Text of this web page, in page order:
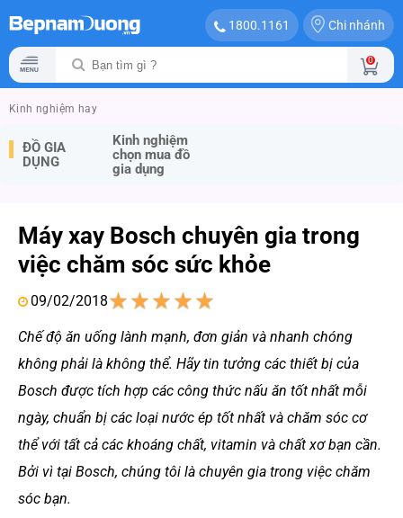
1800.1161 Chi nhánh
0
Kinh nghiệm hay
ĐỒ GIA
DỤNG
Kinh nghiệm
chọn mua đồ
gia dụng
Máy xay Bosch chuyên gia trong
việc chăm sóc sức khỏe
09/02/2018
Chế độ ăn uống lành mạnh, đơn giản và nhanh chóng
không phải là không thể. Hãy tin tưởng các thiết bị của
Bosch được tích hợp các công thức nấu ăn tốt nhất mỗi
ngày, chuẩn bị các loại nước ép tốt nhất và chăm sóc cơ
thể với tất cả các khoáng chất, vitamin và chất xơ bạn cần.
Bởi vì tại Bosch, chúng tôi là chuyên gia trong việc chăm
sóc bạn.